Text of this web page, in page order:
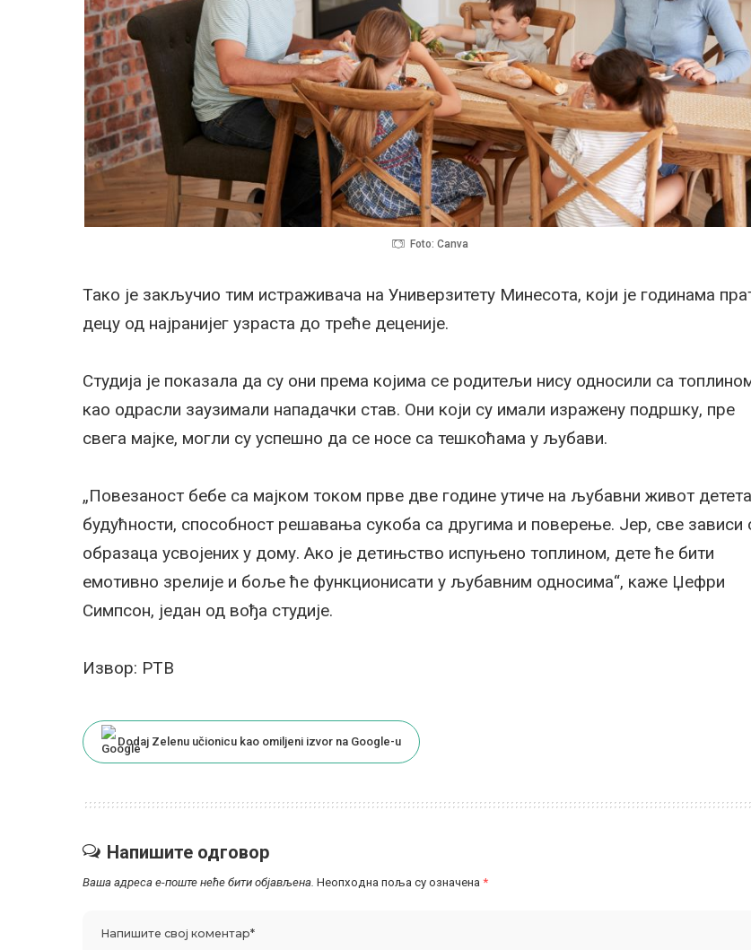
Foto: Canva
Тако је закључио тим истраживача на Универзитету Минесота, који је годинама
децу од најранијег узраста до треће деценије.
Студија је показала да су они према којима се родитељи нису односили са
као одрасли заузимали нападачки став. Они који су имали изражену подршку, пре
свега мајке, могли су успешно да се носе са тешкоћама у љубави.
„Повезаност бебе са мајком током прве две године утиче на љубавни живот
будућности, способност решавања сукоба са другима и поверење. Јер, све зависи
образаца усвојених у дому. Ако је детињство испуњено топлином, дете ће бити
емотивно зрелије и боље ће функционисати у љубавним односима“, каже Џефри
Симпсон, један од вођа студије.
Извор: РТВ
Dodaj Zelenu učionicu kao omiljeni izvor na Google-u
Напишите одговор
Ваша адреса е-поште неће бити објављена. Неопходна поља су означена *